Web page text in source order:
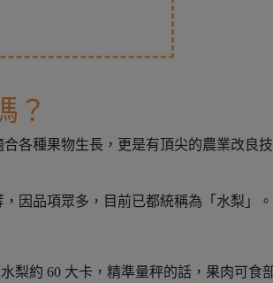
？
各種果物生長，更是有頂尖的農業改良
因品項眾多，目前已都統稱為「水梨」。
梨約 60 大卡，精準量秤的話，果肉可食